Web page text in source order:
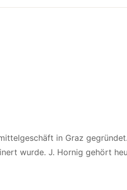
in Graz gegründet.
wurde. J. Hornig gehört